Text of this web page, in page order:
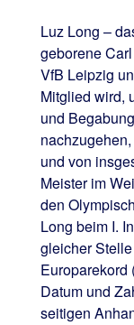
Luz Long –
geborene
VfB Leipzig
Mitglied wird,
und
und von
Meister im
den
Long beim I.
gleicher
Europarekord
Datum und
seitigen